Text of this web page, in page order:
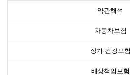
약관해석
자동차보험
장기·건강보험
배상책임보험